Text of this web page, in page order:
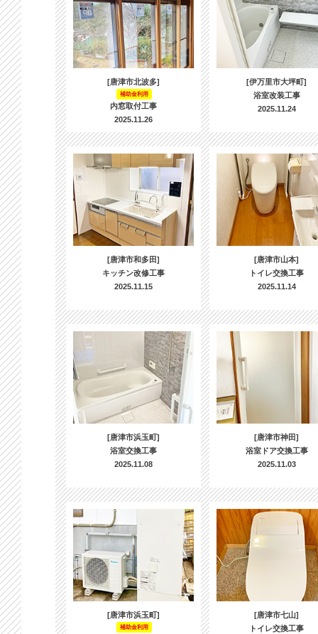
[唐津市北波多]
補助金利用
内窓取付工事
2025.11.26
[伊万里市大坪町]
浴室改装工事
2025.11.24
[唐津市和多田]
キッチン改修工事
2025.11.15
[唐津市山本]
トイレ交換工事
2025.11.14
[唐津市浜玉町]
浴室交換工事
2025.11.08
[唐津市神田]
浴室ドア交換工事
2025.11.03
[唐津市浜玉町]
補助金利用
[唐津市七山]
トイレ交換工事